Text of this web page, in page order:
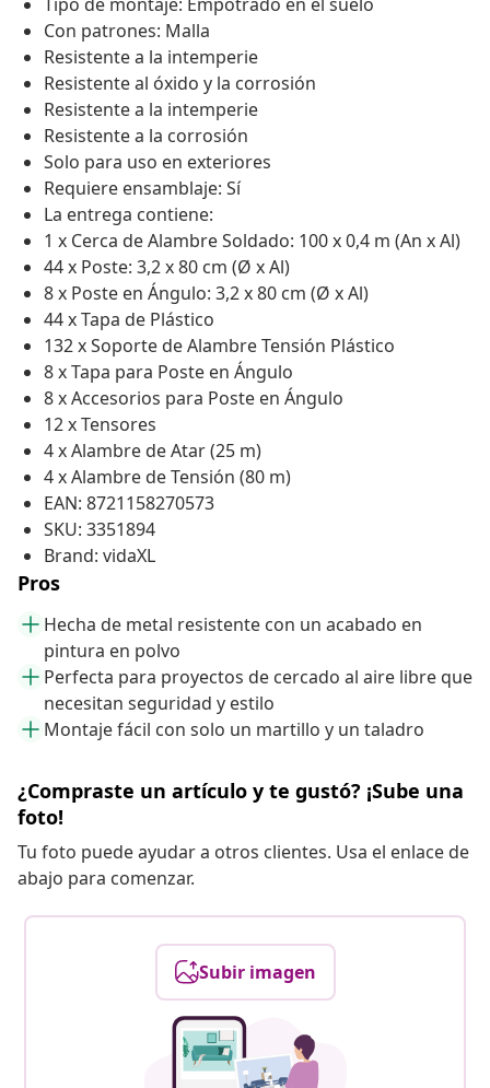
Con patrones: Malla
Resistente a la intemperie
Resistente al óxido y la corrosión
Resistente a la intemperie
Resistente a la corrosión
Solo para uso en exteriores
Requiere ensamblaje: Sí
La entrega contiene:
1 x Cerca de Alambre Soldado: 100 x 0,4 m (An x Al)
44 x Poste: 3,2 x 80 cm (Ø x Al)
8 x Poste en Ángulo: 3,2 x 80 cm (Ø x Al)
44 x Tapa de Plástico
132 x Soporte de Alambre Tensión Plástico
8 x Tapa para Poste en Ángulo
8 x Accesorios para Poste en Ángulo
12 x Tensores
4 x Alambre de Atar (25 m)
4 x Alambre de Tensión (80 m)
EAN: 8721158270573
SKU: 3351894
Brand: vidaXL
Pros
Hecha de metal resistente con un acabado en
pintura en polvo
Perfecta para proyectos de cercado al aire libre que
necesitan seguridad y estilo
Montaje fácil con solo un martillo y un taladro
¿Compraste un artículo y te gustó? ¡Sube una
foto!
Tu foto puede ayudar a otros clientes. Usa el enlace de
abajo para comenzar.
Subir imagen